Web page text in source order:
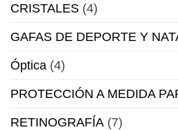
CRISTALES (4)
GAFAS DE DEPORTE Y
Óptica (4)
PROTECCIÓN A MEDIDA
RETINOGRAFÍA (7)